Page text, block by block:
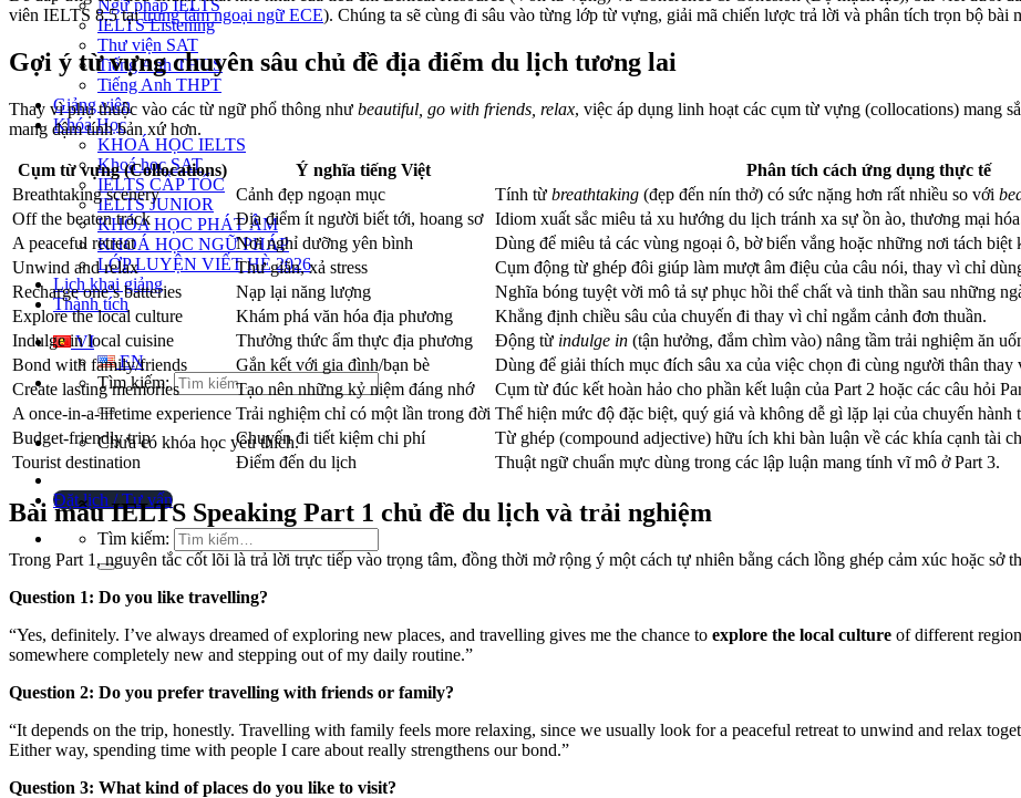
Ngữ pháp IELTS
IELTS Listening
Thư viện SAT
Tiếng Anh THCS
Tiếng Anh THPT
Giảng viên
Khóa Học
KHOÁ HỌC IELTS
Khoá học SAT
IELTS CẤP TỐC
IELTS JUNIOR
KHÓA HỌC PHÁT ÂM
KHOÁ HỌC NGỮ PHÁP
LỚP LUYỆN VIẾT HÈ 2026
Lịch khai giảng
Thành tích
VI
EN
Tìm kiếm:
Chưa có khóa học yêu thích.
Đặt lịch / Tư vấn
Tìm kiếm:
viên IELTS 8.5 tạitrung tâm ngoại ngữ ECE). Chúng ta sẽ cùng đi sâu vào từng lớp từ vựng, giải mã chiến lược trả lời và phân tích trọn bộ bài
Gợi ý từ vựng chuyên sâu chủ đề địa điểm du lịch tương lai
Thay vì phụ thuộc vào các từ ngữ phổ thông như beautiful, go with friends, relax, việc áp dụng linh hoạt các cụm từ vựng (collocations) mang
mang đậm tính bản xứ hơn.
Cụm từ vựng (Collocations) Ý nghĩa tiếng Việt
Phân tích cách ứng dụng thực tế
Breathtaking scenery
Cảnh đẹp ngoạn mục Tính từ breathtaking (đẹp đến nín thở) có sức nặng hơn rất nhiều so với
Off the beaten track
Địa điểm ít người biết tới, hoang sơ
Idiom xuất sắc miêu tả xu hướng du lịch tránh xa sự ồn ào, thương mại
A peaceful retreat
Nơi nghỉ dưỡng yên bình
Dùng để miêu tả các vùng ngoại ô, bờ biển vắng hoặc những nơi tách biệt
Unwind and relax
Thư giãn, xả stress Cụm động từ ghép đôi giúp làm mượt âm điệu của câu nói, thay vì chỉ
Recharge one’s batteries
Nạp lại năng lượng
Nghĩa bóng tuyệt vời mô tả sự phục hồi thể chất và tinh thần sau những
Explore the local culture
Khám phá văn hóa địa phương
Khẳng định chiều sâu của chuyến đi thay vì chỉ ngắm cảnh đơn thuần.
Indulge in local cuisine
Thưởng thức ẩm thực địa phương Động từ indulge in (tận hưởng, đắm chìm vào) nâng tầm trải nghiệm ăn
Bond with family/friends
Gắn kết với gia đình/bạn bè
Dùng để giải thích mục đích sâu xa của việc chọn đi cùng người thân thay
Create lasting memories
Tạo nên những kỷ niệm đáng nhớ
Cụm từ đúc kết hoàn hảo cho phần kết luận của Part 2 hoặc các câu hỏi
A once-in-a-lifetime experience Trải nghiệm chỉ có một lần trong đời Thể hiện mức độ đặc biệt, quý giá và không dễ gì lặp lại của chuyến hành
Budget-friendly trip
Chuyến đi tiết kiệm chi phí
Từ ghép (compound adjective) hữu ích khi bàn luận về các khía cạnh tài
Tourist destination
Điểm đến du lịch Thuật ngữ chuẩn mực dùng trong các lập luận mang tính vĩ mô ở Part 3.
Bài mẫu IELTS Speaking Part 1 chủ đề du lịch và trải nghiệm
Trong Part 1, nguyên tắc cốt lõi là trả lời trực tiếp vào trọng tâm, đồng thời mở rộng ý một cách tự nhiên bằng cách lồng ghép cảm xúc hoặc sở
Question 1: Do you like travelling?
“Yes, definitely. I’ve always dreamed of exploring new places, and travelling gives me the chance to explore the local culture of different
somewhere completely new and stepping out of my daily routine.”
Question 2: Do you prefer travelling with friends or family?
“It depends on the trip, honestly. Travelling with family feels more relaxing, since we usually look for a peaceful retreat to unwind and relax
Either way, spending time with people I care about really strengthens our bond.”
Question 3: What kind of places do you like to visit?